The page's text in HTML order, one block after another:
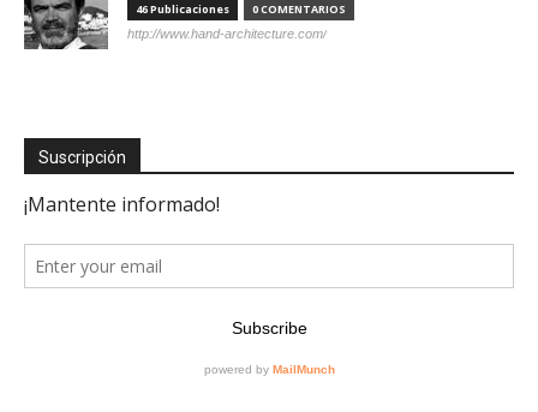
46 Publicaciones 0 COMENTARIOS
http://www.hand-architecture.com/
Suscripción